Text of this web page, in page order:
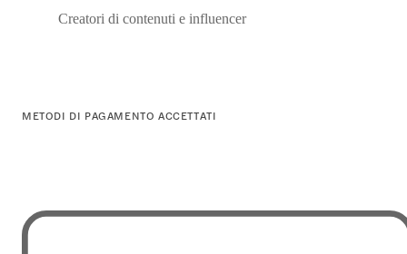
Creatori di contenuti e influencer
METODI DI PAGAMENTO ACCETTATI